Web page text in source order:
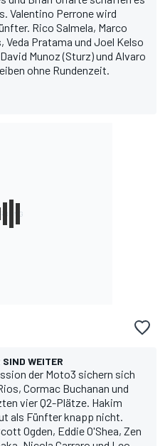
Valentino Perrone wird
Rico Salmela, Marco
Veda Pratama und Joel Kelso
Munoz (Sturz) und Alvaro
ohne Rundenzeit.
SIND WEITER
der Moto3 sichern sich
Cormac Buchanan und
vier Q2-Plätze. Hakim
als Fünfter knapp nicht.
Ogden, Eddie O'Shea, Zen